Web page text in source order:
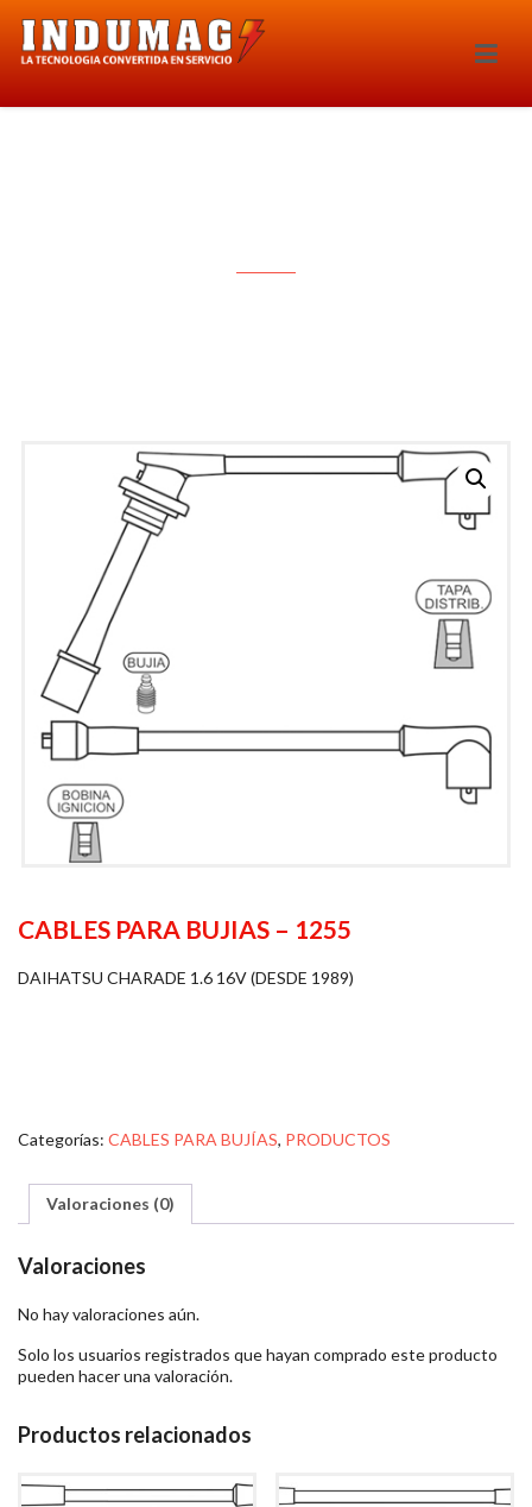
CABLES PARA BUJIAS – 1255
DAIHATSU CHARADE 1.6 16V (DESDE 1989)
Categorías: CABLES PARA BUJÍAS, PRODUCTOS
Valoraciones (0)
Valoraciones
No hay valoraciones aún.
Solo los usuarios registrados que hayan comprado este producto
pueden hacer una valoración.
Productos relacionados